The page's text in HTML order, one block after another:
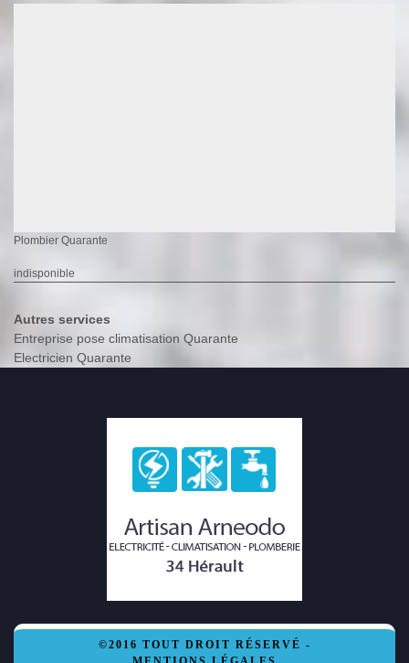
Plombier Quarante
indisponible
Autres services
Entreprise pose climatisation Quarante
Electricien Quarante
©2016 TOUT DROIT RÉSERVÉ -